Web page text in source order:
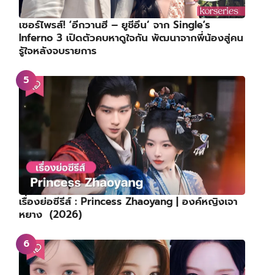
เซอร์ไพรส์! ‘อีกวานฮี – ยูชีอึน’ จาก Single’s
Inferno 3 เปิดตัวคบหาดูใจกัน พัฒนาจากพี่น้องสู่คน
รู้ใจหลังจบรายการ
เรื่องย่อซีรีส์ : Princess Zhaoyang | องค์หญิงเจา
หยาง (2026)